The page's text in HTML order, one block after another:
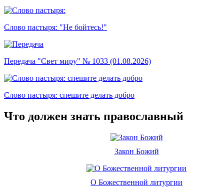
Слово пастыря: "Не бойтесь!"
Передача "Свет миру" № 1033 (01.08.2026)
Слово пастыря: спешите делать добро
Что должен знать православный
Закон Божий
О Божественной литургии